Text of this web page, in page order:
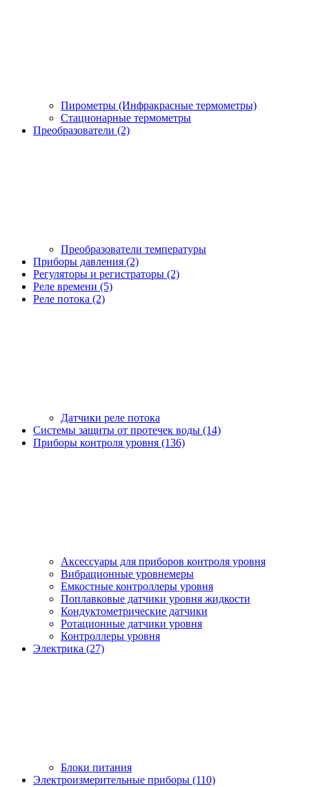
Пирометры (Инфракрасные термометры)
Стационарные термометры
Преобразователи (2)
Преобразователи температуры
Приборы давления (2)
Регуляторы и регистраторы (2)
Реле времени (5)
Реле потока (2)
Датчики реле потока
Системы защиты от протечек воды (14)
Приборы контроля уровня (136)
Аксессуары для приборов контроля уровня
Вибрационные уровнемеры
Емкостные контроллеры уровня
Поплавковые датчики уровня жидкости
Кондуктометрические датчики
Ротационные датчики уровня
Контроллеры уровня
Электрика (27)
Блоки питания
Электроизмерительные приборы (110)